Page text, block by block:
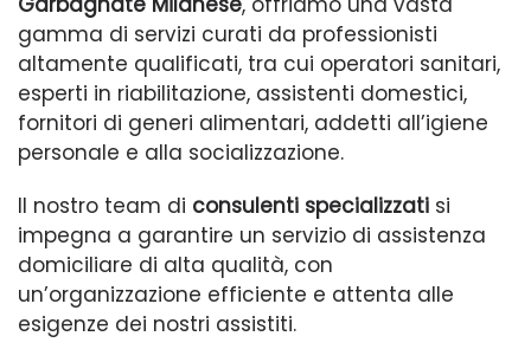
gamma di servizi curati da professionisti
altamente qualificati, tra cui operatori sanitari,
esperti in riabilitazione, assistenti domestici,
fornitori di generi alimentari, addetti all’igiene
personale e alla socializzazione.
Il nostro team di consulenti specializzati si
impegna a garantire un servizio di assistenza
domiciliare di alta qualità, con
un’organizzazione efficiente e attenta alle
esigenze dei nostri assistiti.